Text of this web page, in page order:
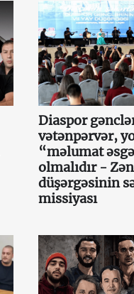
Diaspor
vətənpərvər,
“məlumat
olmalıdır -
düşərgəsinin
missiyası